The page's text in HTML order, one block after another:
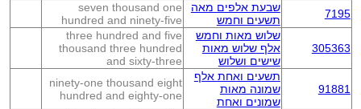
7195
שבעת אלפים מאה
תשעים וחמש
seven thousand one
hundred and ninety-five
305363
שלוש מאות וחמש
אלף שלוש מאות
שישים ושלוש
three hundred and five
thousand three hundred
and sixty-three
91881
תשעים ואחת אלף
שמונה מאות
שמונים ואחת
ninety-one thousand eight
hundred and eighty-one